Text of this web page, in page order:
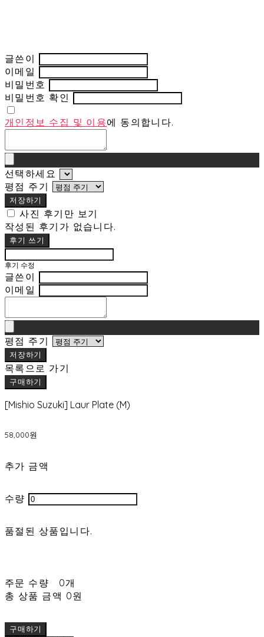
글쓴이
이메일
비밀번호
비밀번호 확인
개인정보 수집 및 이용에 동의합니다.
선택하세요
평점 주기
저장하기
사진 후기만 보기
작성된 후기가 없습니다.
후기 쓰기
후기 수정
글쓴이
이메일
평점 주기
저장하기
목록으로 가기
구매하기
[Mishio Suzuki] Laur Plate (M)
58,000원
추가 금액
수량
품절된 상품입니다.
주문 수량
0개
총 상품 금액 0원
구매하기